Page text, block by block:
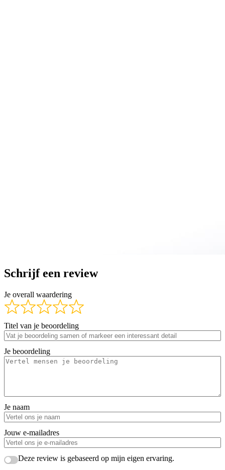
Schrijf een review
Je overall waardering
Titel van je beoordeling
Je beoordeling
Je naam
Jouw e-mailadres
Deze review is gebaseerd op mijn eigen ervaring.